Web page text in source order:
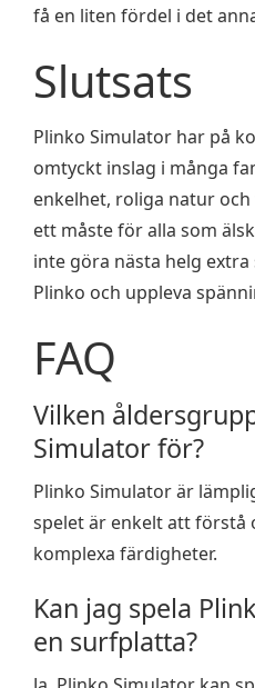
få en liten fördel i det
Slutsats
Plinko Simulator har på
omtyckt inslag i många
enkelhet, roliga natur
ett måste för alla som
inte göra nästa helg
Plinko och uppleva
FAQ
Vilken
Simulator för?
Plinko Simulator är
spelet är enkelt att förstå
komplexa färdigheter.
Kan jag spela
en surfplatta?